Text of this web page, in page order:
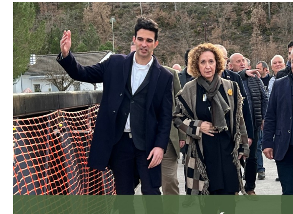
Reportatges
Entrevistes
Enquestes
A
escena!
Dis
la
teva!
Subscriptors
La
newsletter
del
Pallars
Contingut
patrocinat
Lo
més
llegit...
Editorial